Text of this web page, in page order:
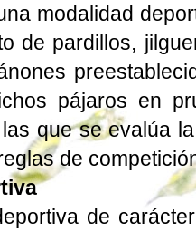
modalidad
de pardillos,
pájaros en
que se evalúa
de
de